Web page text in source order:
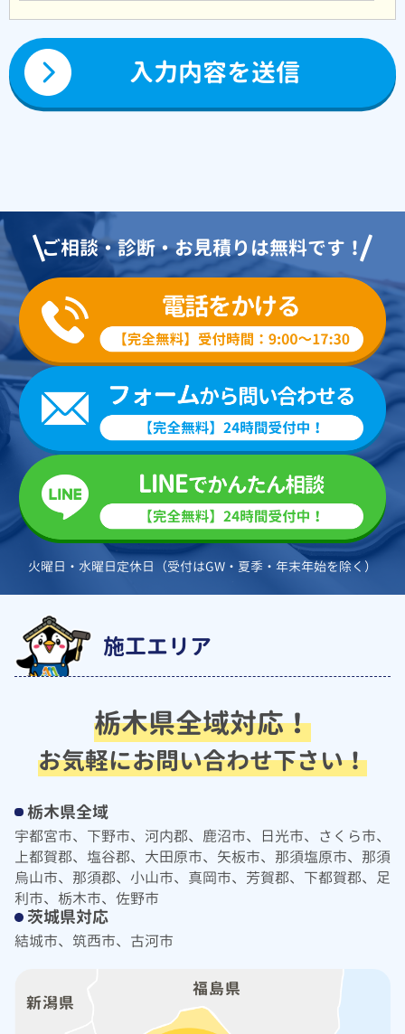
ご相談・診断・お見積りは無料です！
火曜日・水曜日定休日（受付はGW・夏季・年末年始を除く）
施工エリア
栃木県全域対応！
お気軽にお問い合わせ下さい！
栃木県全域
宇都宮市、下野市、河内郡、鹿沼市、日光市、さくら市、
上都賀郡、塩谷郡、大田原市、矢板市、那須塩原市、那須
烏山市、那須郡、小山市、真岡市、芳賀郡、下都賀郡、足
利市、栃木市、佐野市
茨城県対応
結城市、筑西市、古河市